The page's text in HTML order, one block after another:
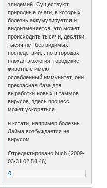
эпидемий. Существуют
природные очаги, в которых
болезнь аккумулируется и
видоизменяется; это может
происходить тысячи, десятки
тысяч лет без видимых
последствий... но в городах
плохая экология, городские
животные имеют
ослабленный иммунитет, они
прекрасная база для
выработки новых штаммов
вирусов, здесь процесс
может ускоряться.
и кстати, например болезнь
Лайма возбуждается не
вирусом
Отредактировано buch (2009-
03-31 02:54:46)
0